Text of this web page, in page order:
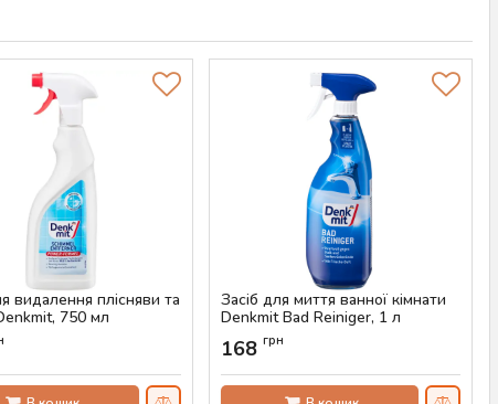
видалення плісняви та
750 мл
00552
Засіб для миття ванної кімнати
Denkmit Bad Reiniger, 1 л
Артикул:AS-00365
168 грн